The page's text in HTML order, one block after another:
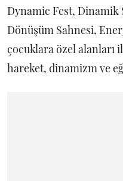
Dynamic Fest, Dinamik
Dönüşüm Sahnesi,
çocuklara özel alanları
hareket, dinamizm ve